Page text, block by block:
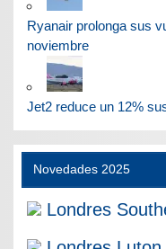
Ryanair prolonga sus
noviembre
Jet2 reduce un 12%
Novedades 2025
Londres